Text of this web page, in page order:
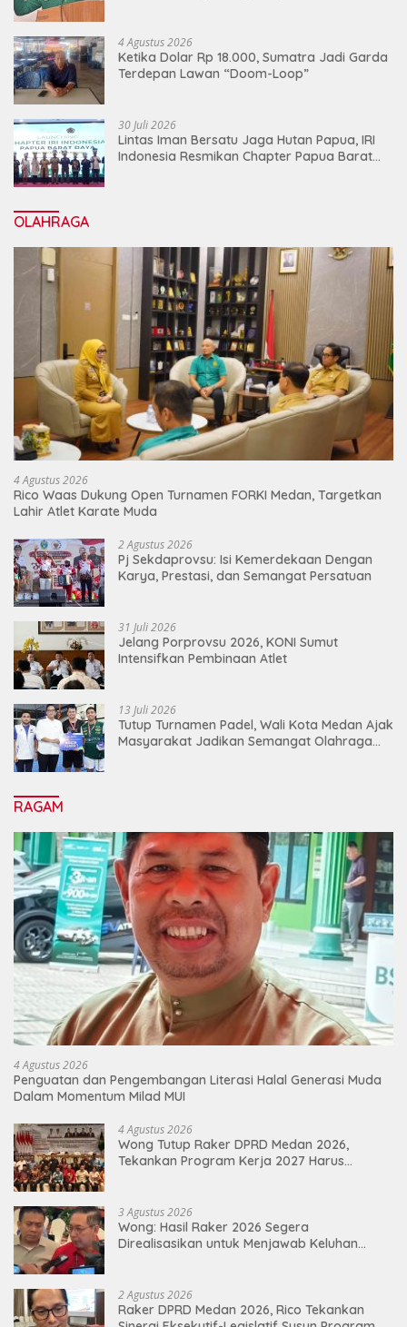
4 Agustus 2026
Ketika Dolar Rp 18.000, Sumatra Jadi Garda
Terdepan Lawan “Doom-Loop”
30 Juli 2026
Lintas Iman Bersatu Jaga Hutan Papua, IRI
Indonesia Resmikan Chapter Papua Barat
OLAHRAGA
4 Agustus 2026
Rico Waas Dukung Open Turnamen FORKI Medan, Targetkan
Lahir Atlet Karate Muda
2 Agustus 2026
Pj Sekdaprovsu: Isi Kemerdekaan Dengan
Karya, Prestasi, dan Semangat Persatuan
31 Juli 2026
Jelang Porprovsu 2026, KONI Sumut
Intensifkan Pembinaan Atlet
13 Juli 2026
Tutup Turnamen Padel, Wali Kota Medan Ajak
Masyarakat Jadikan Semangat Olahraga
RAGAM
4 Agustus 2026
Penguatan dan Pengembangan Literasi Halal Generasi Muda
Dalam Momentum Milad MUI
4 Agustus 2026
Wong Tutup Raker DPRD Medan 2026,
Tekankan Program Kerja 2027 Harus
3 Agustus 2026
Wong: Hasil Raker 2026 Segera
Direalisasikan untuk Menjawab Keluhan
2 Agustus 2026
Raker DPRD Medan 2026, Rico Tekankan